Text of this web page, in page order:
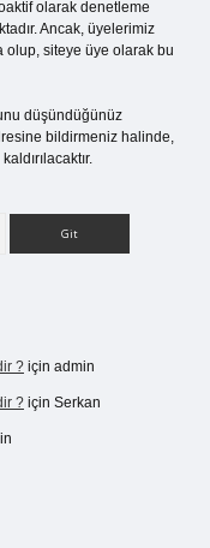
olarak denetleme
Ancak, üyelerimiz
olup, siteye üye olarak bu
düşündüğünüz
bildirmeniz halinde,
? için admin
? için Serkan